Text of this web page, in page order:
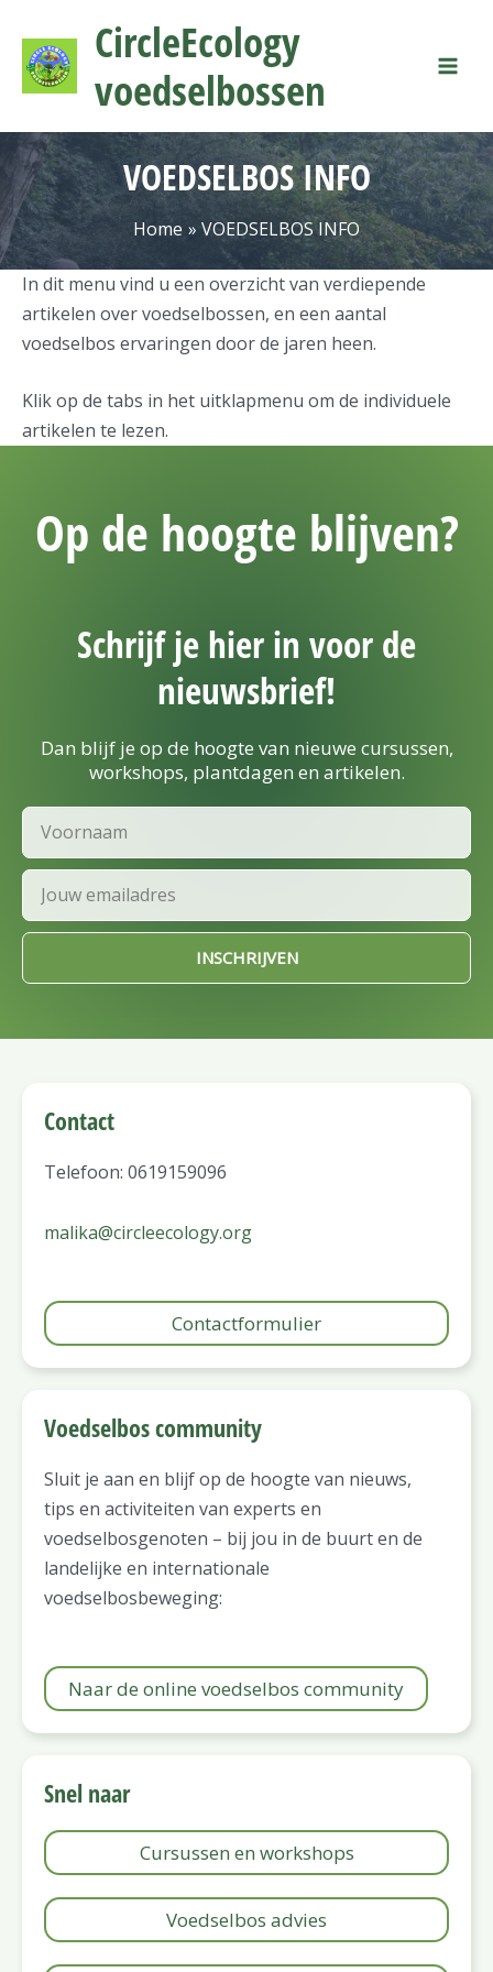
naar
CircleEcology
voedselbossen
VOEDSELBOS INFO
Home VOEDSELBOS INFO
In dit menu vind u een overzicht van verdiepende
artikelen over voedselbossen, en een aantal
voedselbos ervaringen door de jaren heen.
Klik op de tabs in het uitklapmenu om de individuele
artikelen te lezen.
Op de hoogte blijven?
Schrijf je hier in voor de
nieuwsbrief!
Dan blijf je op de hoogte van nieuwe cursussen,
workshops, plantdagen en artikelen.
Voornaam
Email
INSCHRIJVEN
Contact
Telefoon: 0619159096
malika@circleecology.org
Contactformulier
Voedselbos community
Sluit je aan en blijf op de hoogte van nieuws,
tips en activiteiten van experts en
voedselbosgenoten – bij jou in de buurt en de
landelijke en internationale
voedselbosbeweging:
Naar de online voedselbos community
Snel naar
Cursussen en workshops
Voedselbos advies